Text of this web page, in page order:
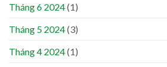
Tháng 6 2024(1)
Tháng 5 2024(3)
Tháng 4 2024(1)